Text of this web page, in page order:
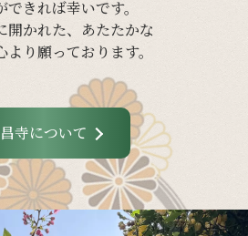
できれば幸いです。
開かれた、 あたたかな
より願っております。
寺について